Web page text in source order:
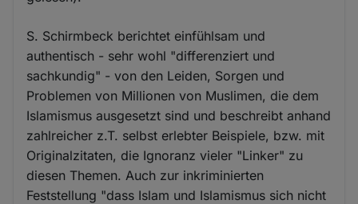
S. Schirmbeck berichtet einfühlsam und
authentisch - sehr wohl "differenziert und
sachkundig" - von den Leiden, Sorgen und
Problemen von Millionen von Muslimen, die dem
Islamismus ausgesetzt sind und beschreibt anhand
zahlreicher z.T. selbst erlebter Beispiele, bzw. mit
Originalzitaten, die Ignoranz vieler "Linker" zu
diesen Themen. Auch zur inkriminierten
Feststellung "dass Islam und Islamismus sich nicht